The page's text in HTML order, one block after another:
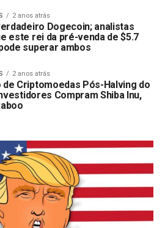
2 anos atrás
Dogecoin; analistas
este rei da pré-venda de $5.7
superar ambos
2 anos atrás
de Criptomoedas Pós-Halving do
Compram Shiba Inu,